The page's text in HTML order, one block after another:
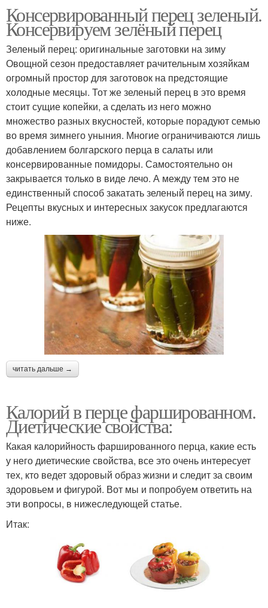
Консервированный перец зеленый.
Консервируем зелёный перец
Зеленый перец: оригинальные заготовки на зиму
Овощной сезон предоставляет рачительным хозяйкам
огромный простор для заготовок на предстоящие
холодные месяцы. Тот же зеленый перец в это время
стоит сущие копейки, а сделать из него можно
множество разных вкусностей, которые порадуют семью
во время зимнего уныния. Многие ограничиваются лишь
добавлением болгарского перца в салаты или
консервированные помидоры. Самостоятельно он
закрывается только в виде лечо. А между тем это не
единственный способ закатать зеленый перец на зиму.
Рецепты вкусных и интересных закусок предлагаются
ниже.
читать дальше →
Калорий в перце фаршированном.
Диетические свойства:
Какая калорийность фаршированного перца, какие есть
у него диетические свойства, все это очень интересует
тех, кто ведет здоровый образ жизни и следит за своим
здоровьем и фигурой. Вот мы и попробуем ответить на
эти вопросы, в нижеследующей статье.
Итак: